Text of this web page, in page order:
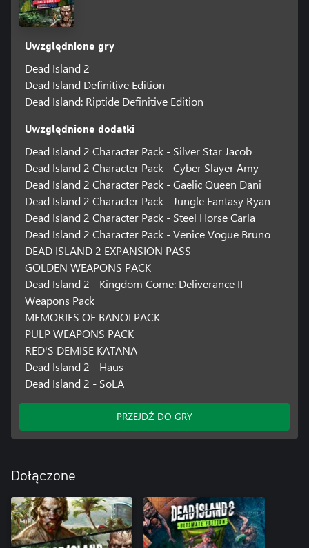
Uwzględnione gry
Dead Island 2
Dead Island Definitive Edition
Dead Island: Riptide Definitive Edition
Uwzględnione dodatki
Dead Island 2 Character Pack - Silver Star Jacob
Dead Island 2 Character Pack - Cyber Slayer Amy
Dead Island 2 Character Pack - Gaelic Queen Dani
Dead Island 2 Character Pack - Jungle Fantasy Ryan
Dead Island 2 Character Pack - Steel Horse Carla
Dead Island 2 Character Pack - Venice Vogue Bruno
DEAD ISLAND 2 EXPANSION PASS
GOLDEN WEAPONS PACK
Dead Island 2 - Kingdom Come: Deliverance II
Weapons Pack
MEMORIES OF BANOI PACK
PULP WEAPONS PACK
RED'S DEMISE KATANA
Dead Island 2 - Haus
Dead Island 2 - SoLA
PRZEJDŹ DO GRY
Dołączone